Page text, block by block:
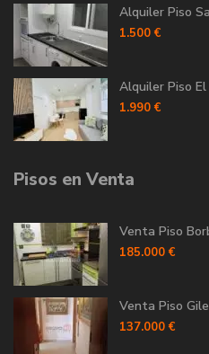
Alquiler Piso
1.500 €
Alquiler Piso
1.990 €
Pisos en Venta
Venta Piso
185.000 €
Venta Piso
137.000 €